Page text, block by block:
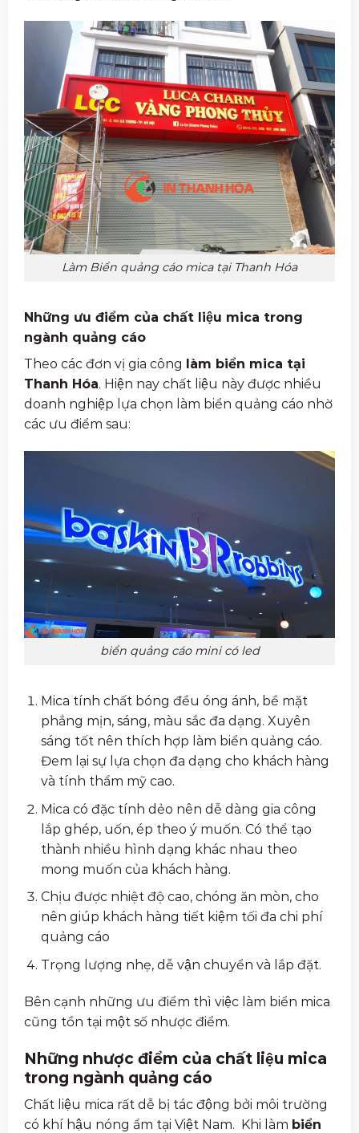
Làm Biển quảng cáo mica tại Thanh Hóa
Những ưu điểm của chất liệu mica trong
ngành quảng cáo
Theo các đơn vị gia công làm biển mica tại
Thanh Hóa. Hiện nay chất liệu này được nhiều
doanh nghiệp lựa chọn làm biển quảng cáo nhờ
các ưu điểm sau:
biển quảng cáo mini có led
Mica tính chất bóng đều óng ánh, bề mặt
phẳng mịn, sáng, màu sắc đa dạng. Xuyên
sáng tốt nên thích hợp làm biển quảng cáo.
Đem lại sự lựa chọn đa dạng cho khách hàng
và tính thẩm mỹ cao.
Mica có đặc tính dẻo nên dễ dàng gia công
lắp ghép, uốn, ép theo ý muốn. Có thể tạo
thành nhiều hình dạng khác nhau theo
mong muốn của khách hàng.
Chịu được nhiệt độ cao, chóng ăn mòn, cho
nên giúp khách hàng tiết kiệm tối đa chi phí
quảng cáo
Trọng lượng nhẹ, dễ vận chuyển và lắp đặt.
Bên cạnh những ưu điểm thì việc làm biển mica
cũng tồn tại một số nhược điểm.
Những nhược điểm của chất liệu mica
trong ngành quảng cáo
Chất liệu mica rất dễ bị tác động bởi môi trường
có khí hậu nóng ẩm tại Việt Nam. Khi làm biển